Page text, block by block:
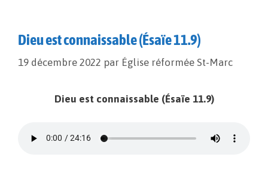
Dieu est connaissable (Ésaïe 11.9)
19 décembre 2022 par Église réformée St-Marc
Dieu est connaissable (Ésaïe 11.9)